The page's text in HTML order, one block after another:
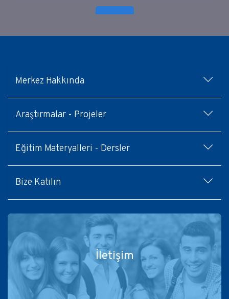
Footer
menu
Merkez Hakkında
Araştırmalar - Projeler
Eğitim Materyalleri - Dersler
Bize Katılın
İletişim